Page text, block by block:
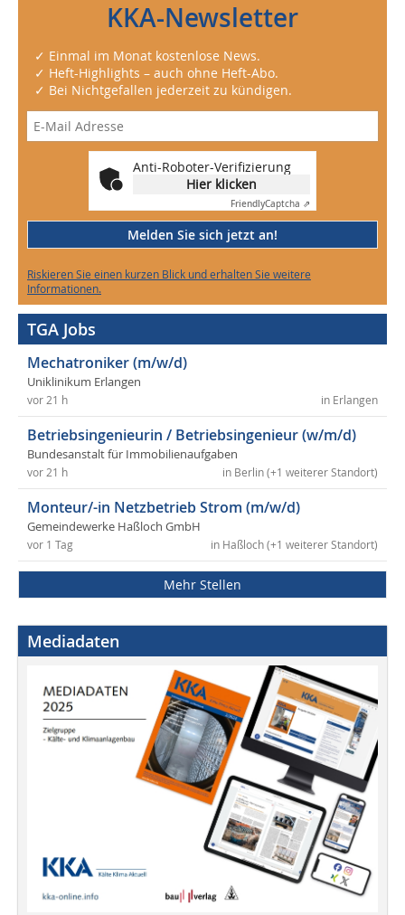
KKA-Newsletter
✓ Einmal im Monat kostenlose News.
✓ Heft-Highlights – auch ohne Heft-Abo.
✓ Bei Nichtgefallen jederzeit zu kündigen.
Anti-Roboter-Verifizierung
Hier klicken
FriendlyCaptcha ⇗
Melden Sie sich jetzt an!
Riskieren Sie einen kurzen Blick und erhalten Sie weitere
Informationen.
TGA Jobs
Mechatroniker (m/w/d)
Uniklinikum Erlangen
in Erlangen
vor 21 h
Betriebsingenieurin / Betriebsingenieur (w/m/d)
Bundesanstalt für Immobilienaufgaben
in Berlin (+1 weiterer Standort)
vor 21 h
Monteur/-in Netzbetrieb Strom (m/w/d)
Gemeindewerke Haßloch GmbH
in Haßloch (+1 weiterer Standort)
vor 1 Tag
Mehr Stellen
Mediadaten